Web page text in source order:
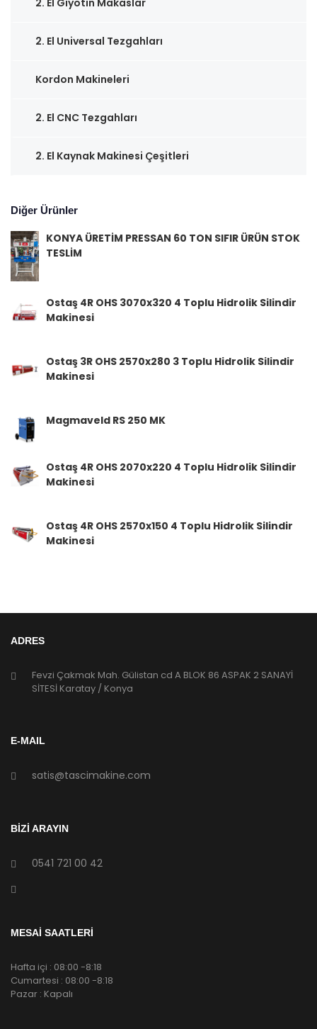
2. El Giyotin Makaslar
2. El Universal Tezgahları
Kordon Makineleri
2. El CNC Tezgahları
2. El Kaynak Makinesi Çeşitleri
Diğer Ürünler
KONYA ÜRETİM PRESSAN 60 TON SIFIR ÜRÜN STOK
TESLİM
Ostaş 4R OHS 3070x320 4 Toplu Hidrolik Silindir
Makinesi
Ostaş 3R OHS 2570x280 3 Toplu Hidrolik Silindir
Makinesi
Magmaveld RS 250 MK
Ostaş 4R OHS 2070x220 4 Toplu Hidrolik Silindir
Makinesi
Ostaş 4R OHS 2570x150 4 Toplu Hidrolik Silindir
Makinesi
ADRES
Fevzi Çakmak Mah. Gülistan cd A BLOK 86 ASPAK 2 SANAYİ
SİTESİ Karatay / Konya
E-MAIL
satis@tascimakine.com
BİZİ ARAYIN
0541 721 00 42
MESAİ SAATLERİ
Hafta içi : 08:00 -8:18
Cumartesi : 08:00 -8:18
Pazar : Kapalı